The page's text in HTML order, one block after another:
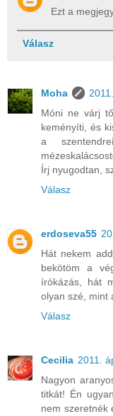
Ezt a
Válasz
Moha
Móni ne várj
keményíti, és
a
Írj nyugodtan,
Válasz
erdoseva55
Hát nekem
bekötöm a
írókázás, hát
olyan szé, mint
Válasz
Cecilia 2011.
Nagyon
titkát! Én
nem szeretnék